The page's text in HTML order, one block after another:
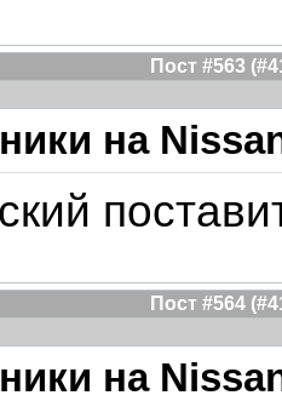
Пост #563
на
Пост #564
на